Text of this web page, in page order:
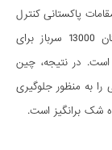
پاکستانی کنترل
ضعیفی بر آنها دارند، بنابراین، در حال حاضر، پاکستان 13000 سرباز برای
در نتیجه، چین
را به منظور جلوگیری
شک برانگیز است.